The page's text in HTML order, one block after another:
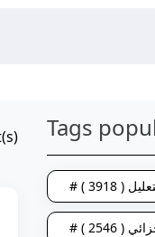
Tags
( 3918 )
( 2546 )